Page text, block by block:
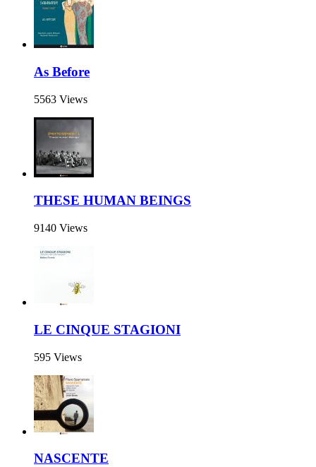
As Before
5563 Views
THESE HUMAN BEINGS
9140 Views
LE CINQUE STAGIONI
595 Views
NASCENTE